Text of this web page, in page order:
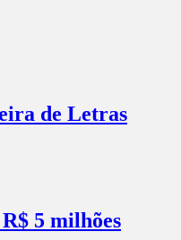
de Letras
5 milhões